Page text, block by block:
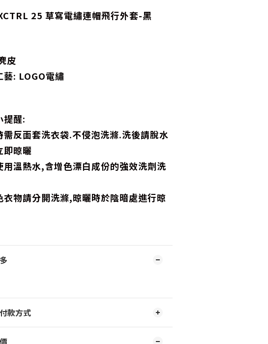
25 草寫電繡連帽飛行外套-黑
皮
藝: LOGO電繡
提醒:
需反面套洗衣袋.不侵泡洗滌.洗後請脫水
即晾曬
用溫熱水,含增色漂白成份的強效洗劑洗
衣物請分開洗滌,晾曬時於陰暗處進行晾
款方式